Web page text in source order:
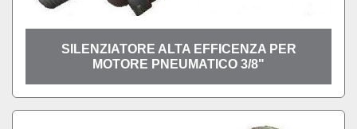
SILENZIATORE ALTA EFFICENZA PER
MOTORE PNEUMATICO 3/8"